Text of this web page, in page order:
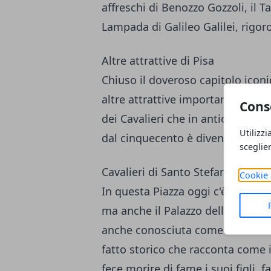
Cookie
affreschi di Benozzo Gozzoli, il
Lampada di Galileo Galilei,
Altre attrattive di Pisa
Chiuso il doveroso capitolo
altre attrattive importanti
dei Cavalieri che in antichità
dal cinquecento è diventata il
Cavalieri di Santo Stefano.
In questa Piazza oggi c'è la
ma anche il Palazzo
anche conosciuta come Torre
fatto storico che racconta come